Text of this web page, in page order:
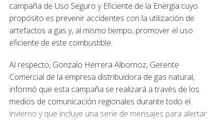
campaña de Uso Seguro y Eficiente de la Energía cuyo
propósito es prevenir accidentes con la utilización de
artefactos a gas y, al mismo tiempo, promover el uso
eficiente de este combustible.
Al respecto, Gonzalo Herrera Albornoz, Gerente
Comercial de la empresa distribuidora de gas natural,
informó que esta campaña se realizará a través de los
medios de comunicación regionales durante todo el
invierno y que incluye una serie de mensajes para alertar